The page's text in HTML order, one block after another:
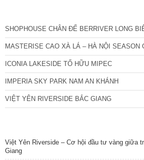
SHOPHOUSE CHÂN ĐẾ BERRIVER LONG
MASTERISE CAO XÀ LÁ – HÀ NỘI SEASON
ICONIA LAKESIDE TỐ HỮU MIPEC
IMPERIA SKY PARK NAM AN KHÁNH
VIỆT YÊN RIVERSIDE BẮC GIANG
Việt Yên Riverside – Cơ hội đầu tư vàng giữa
Giang